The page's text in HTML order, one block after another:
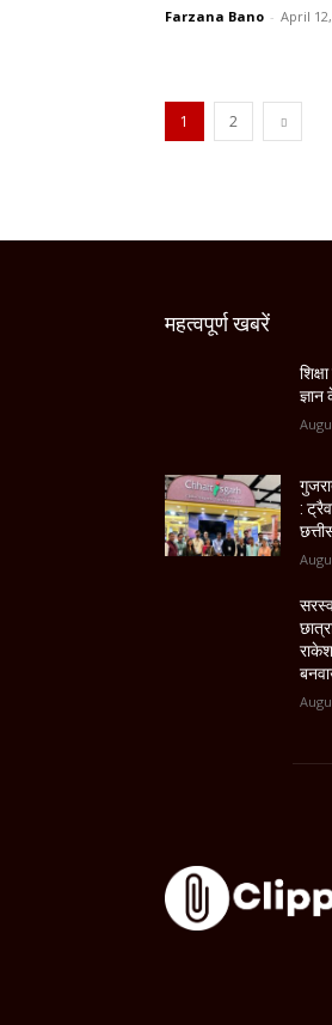
Farzana Bano - April
1 2
महत्वपूर्ण खबरें
: